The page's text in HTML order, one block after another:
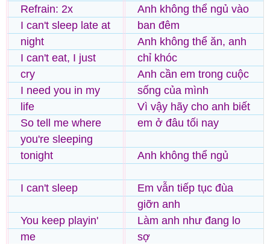
Refrain: 2x
I can't sleep late at
night
I can't eat, I just
cry
I need you in my
life
So tell me where
you're sleeping
tonight
I can't sleep
You keep playin'
me
Anh không thể ngủ vào
ban đêm
Anh không thể ăn, anh
chỉ khóc
Anh cần em trong cuộc
sống của mình
Vì vậy hãy cho anh biết
em ở đâu tối nay
Anh không thể ngủ
Em vẫn tiếp tục đùa
giỡn anh
Làm anh như đang lo
sợ